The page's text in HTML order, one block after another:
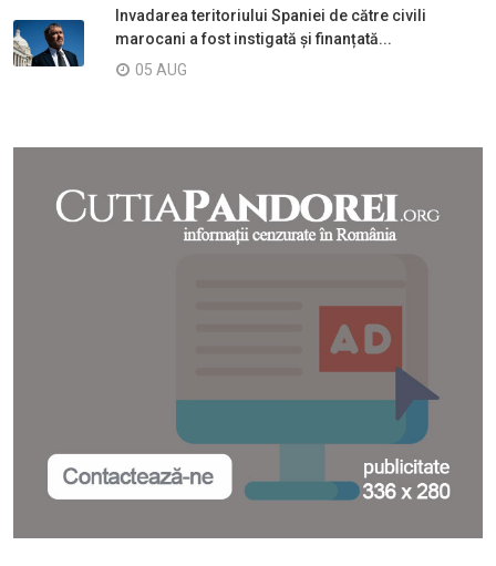
Invadarea teritoriului Spaniei de către civili
marocani a fost instigată și finanțată...
05 AUG